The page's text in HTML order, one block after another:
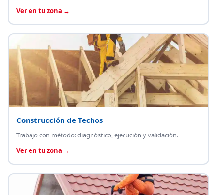
Ver en tu zona →
Construcción de Techos
Trabajo con método: diagnóstico, ejecución y validación.
Ver en tu zona →